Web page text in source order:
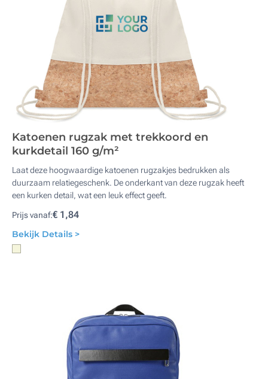
Katoenen rugzak met trekkoord en
kurkdetail 160 g/m²
Laat deze hoogwaardige katoenen rugzakjes bedrukken als
duurzaam relatiegeschenk. De onderkant van deze rugzak heeft
een kurken detail, wat een leuk effect geeft.
Prijs vanaf:€ 1,84
Bekijk Details >